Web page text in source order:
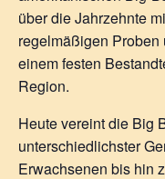
über die Jahrzehnte
regelmäßigen Proben
einem festen
Region.
Heute vereint die Big
unterschiedlichster
Erwachsenen bis hin